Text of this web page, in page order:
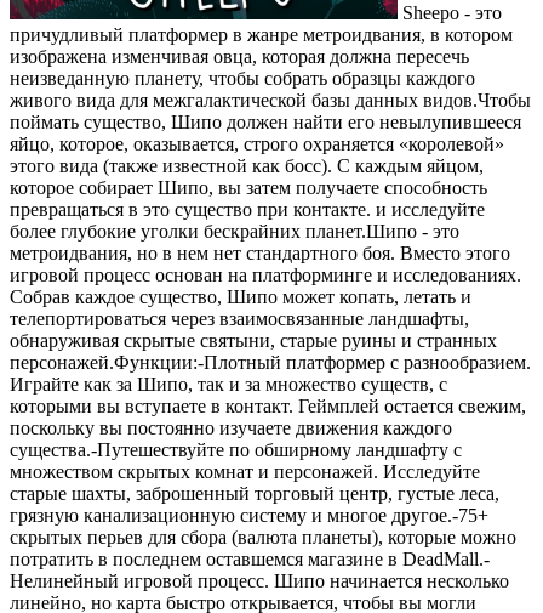
Sheepo - это
причудливый платформер в жанре метроидвания, в котором
изображена изменчивая овца, которая должна пересечь
неизведанную планету, чтобы собрать образцы каждого
живого вида для межгалактической базы данных видов.Чтобы
поймать существо, Шипо должен найти его невылупившееся
яйцо, которое, оказывается, строго охраняется «королевой»
этого вида (также известной как босс). С каждым яйцом,
которое собирает Шипо, вы затем получаете способность
превращаться в это существо при контакте. и исследуйте
более глубокие уголки бескрайних планет.Шипо - это
метроидвания, но в нем нет стандартного боя. Вместо этого
игровой процесс основан на платформинге и исследованиях.
Собрав каждое существо, Шипо может копать, летать и
телепортироваться через взаимосвязанные ландшафты,
обнаруживая скрытые святыни, старые руины и странных
персонажей.Функции:-Плотный платформер с разнообразием.
Играйте как за Шипо, так и за множество существ, с
которыми вы вступаете в контакт. Геймплей остается свежим,
поскольку вы постоянно изучаете движения каждого
существа.-Путешествуйте по обширному ландшафту с
множеством скрытых комнат и персонажей. Исследуйте
старые шахты, заброшенный торговый центр, густые леса,
грязную канализационную систему и многое другое.-75+
скрытых перьев для сбора (валюта планеты), которые можно
потратить в последнем оставшемся магазине в DeadMall.-
Нелинейный игровой процесс. Шипо начинается несколько
линейно, но карта быстро открывается, чтобы вы могли